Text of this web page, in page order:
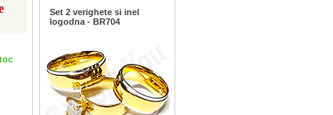
stoc
Set 2 verighete si inel
logodna - BR704